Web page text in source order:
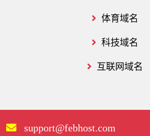
体育域名
科技域名
互联网域名
support@febhost.com